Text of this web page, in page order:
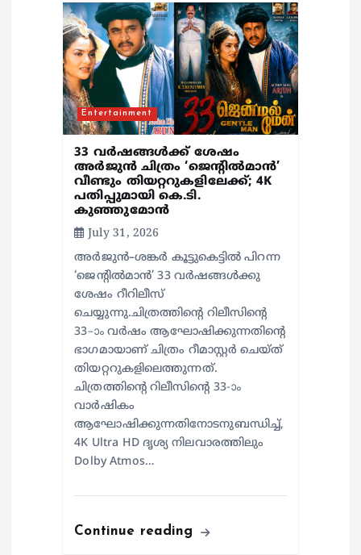
Entertainment
33 വർഷങ്ങൾക്ക് ശേഷം
അർജുൻ ചിത്രം ‘ജെന്റിൽമാൻ’
വീണ്ടും തിയറ്ററുകളിലേക്ക്; 4K
പതിപ്പുമായി കെ.ടി.
കുഞ്ഞുമോൻ
July 31, 2026
അർജുൻ–ശങ്കർ കൂട്ടുകെട്ടിൽ പിറന്ന
‘ജെന്റിൽമാൻ’ 33 വർഷങ്ങൾക്കു
ശേഷം റീറിലീസ്
ചെയ്യുന്നു.ചിത്രത്തിന്റെ റിലീസിന്റെ
33–ാം വർഷം ആഘോഷിക്കുന്നതിന്റെ
ഭാഗമായാണ് ചിത്രം റീമാസ്റ്റർ ചെയ്ത്
തിയറ്ററുകളിലെത്തുന്നത്.
ചിത്രത്തിന്റെ റിലീസിന്റെ 33-ാം
വാർഷികം
ആഘോഷിക്കുന്നതിനോടനുബന്ധിച്ച്,
4K Ultra HD ദൃശ്യ നിലവാരത്തിലും
Dolby Atmos…
Continue reading